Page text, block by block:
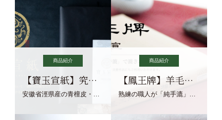
商品紹介
【寶玉宣紙】究極の純粋な宣紙を目指す寶玉宣紙
商品紹介
【鳳王牌】羊毛筆×濃墨での揮毫に最適な宣紙系画仙紙